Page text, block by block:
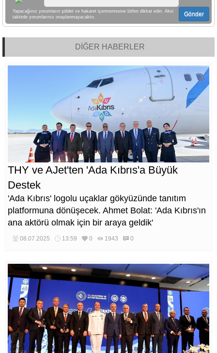
Yapacağınız yorumların şiddet ve hakaret içermemesine lütfen dikkat edin. Aksi
taktirde yorumlarınız onaylanmayacaktır.
Gönder
DİĞER HABERLER
THY ve AJet'ten 'Ada Kıbrıs'a Büyük
Destek
'Ada Kıbrıs' logolu uçaklar gökyüzünde tanıtım
platformuna dönüşecek. Ahmet Bolat: 'Ada Kıbrıs'ın
ana aktörü olmak için bir araya geldik'
08.07.2025 13:59 0 1943 0